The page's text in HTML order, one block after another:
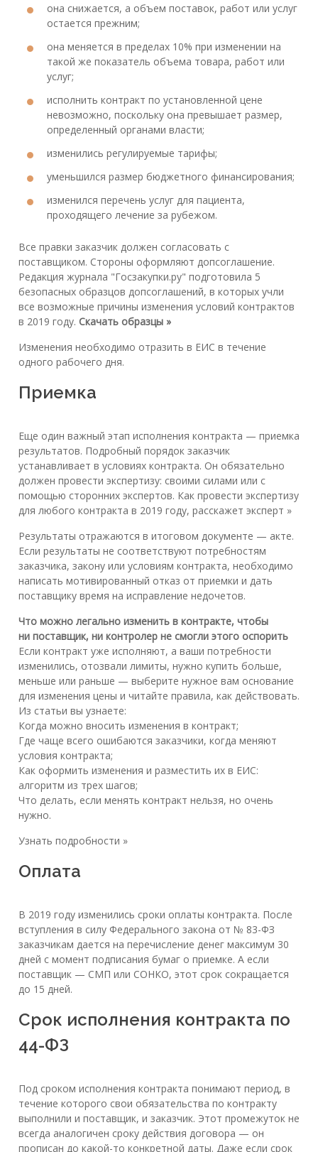
она снижается, а объем поставок, работ или услуг
остается прежним;
она меняется в пределах 10% при изменении на
такой же показатель объема товара, работ или
услуг;
исполнить контракт по установленной цене
невозможно, поскольку она превышает размер,
определенный органами власти;
изменились регулируемые тарифы;
уменьшился размер бюджетного финансирования;
изменился перечень услуг для пациента,
проходящего лечение за рубежом.
Все правки заказчик должен согласовать с
поставщиком. Стороны оформляют допсоглашение.
Редакция журнала "Госзакупки.ру" подготовила 5
безопасных образцов допсоглашений, в которых учли
все возможные причины изменения условий контрактов
в 2019 году. Скачать образцы »
Изменения необходимо отразить в ЕИС в течение
одного рабочего дня.
Приемка
Еще один важный этап исполнения контракта — приемка
результатов. Подробный порядок заказчик
устанавливает в условиях контракта. Он обязательно
должен провести экспертизу: своими силами или с
помощью сторонних экспертов. Как провести экспертизу
для любого контракта в 2019 году, расскажет эксперт »
Результаты отражаются в итоговом документе — акте.
Если результаты не соответствуют потребностям
заказчика, закону или условиям контракта, необходимо
написать мотивированный отказ от приемки и дать
поставщику время на исправление недочетов.
Что можно легально изменить в контракте, чтобы
ни поставщик, ни контролер не смогли этого оспорить
Если контракт уже исполняют, а ваши потребности
изменились, отозвали лимиты, нужно купить больше,
меньше или раньше — выберите нужное вам основание
для изменения цены и читайте правила, как действовать.
Из статьи вы узнаете:
Когда можно вносить изменения в контракт;
Где чаще всего ошибаются заказчики, когда меняют
условия контракта;
Как оформить изменения и разместить их в ЕИС:
алгоритм из трех шагов;
Что делать, если менять контракт нельзя, но очень
нужно.
Узнать подробности »
Оплата
В 2019 году изменились сроки оплаты контракта. После
вступления в силу Федерального закона от № 83-ФЗ
заказчикам дается на перечисление денег максимум 30
дней с момент подписания бумаг о приемке. А если
поставщик — СМП или СОНКО, этот срок сокращается
до 15 дней.
Срок исполнения контракта по
44-ФЗ
Под сроком исполнения контракта понимают период, в
течение которого свои обязательства по контракту
выполнили и поставщик, и заказчик. Этот промежуток не
всегда аналогичен сроку действия договора — он
прописан до какой-то конкретной даты. Даже если срок